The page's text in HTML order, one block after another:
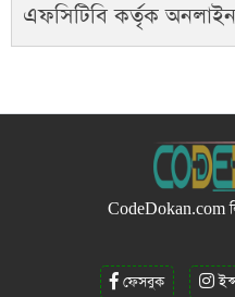
এফসিটিবি কর্তৃক
CodeDokan.com
ফেসবুক